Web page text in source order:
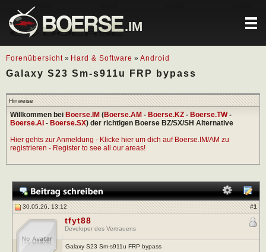
.IM
Forenübersicht » Hard & Software » Android
Galaxy S23 Sm-s911u FRP bypass
Hinweise
Willkommen bei Boerse.IM (Boerse.AM - Boerse.KZ - Boerse.TW-
Boerse.AI - Boerse.SX) der richtigen Boerse BZ/SX/SH Alternative
Hier gehts zur Anmeldung - Klicke hier um dich auf Boerse.IM/AM zu
registrieren - Register to see all our areas!
30.05.26, 13:12 #1
tfyt88
Developer des Vertrauens
Galaxy S23 Sm-s911u FRP bypass